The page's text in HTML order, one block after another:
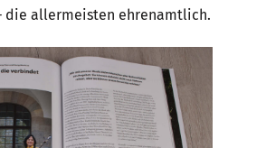
die allermeisten ehrenamtlich.